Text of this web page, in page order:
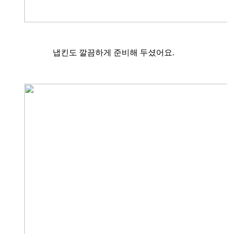
냅킨도 깔끔하게 준비해 두셨어요.